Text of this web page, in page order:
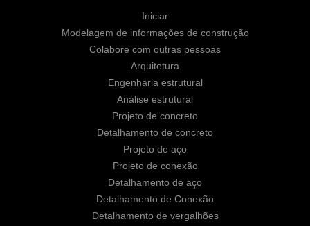
Iniciar
Modelagem de informações de construção
Colabore com outras pessoas
Arquitetura
Engenharia estrutural
Análise estrutural
Projeto de concreto
Detalhamento de concreto
Projeto de aço
Projeto de conexão
Detalhamento de aço
Detalhamento de Conexão
Detalhamento de vergalhões